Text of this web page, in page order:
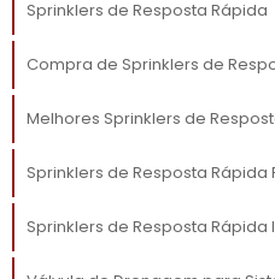
tempo. Gerencie
eficiência e
SUPORTE E
da venda.
Sprinklers de Resposta Rápida
Compra de Sprinklers de
Melhores Sprinklers de
Sprinklers de Resposta Rápida
Sprinklers de Resposta